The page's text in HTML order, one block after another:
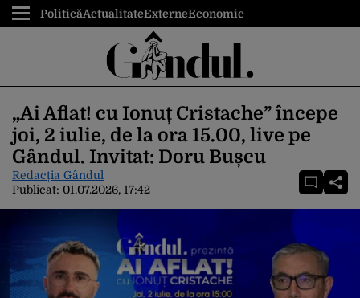
PoliticăActualitateExterneEconomic
„Ai Aflat! cu Ionuț Cristache” începe
joi, 2 iulie, de la ora 15.00, live pe
Gândul. Invitat: Doru Bușcu
Redacția Gândul
Publicat: 01.07.2026, 17:42